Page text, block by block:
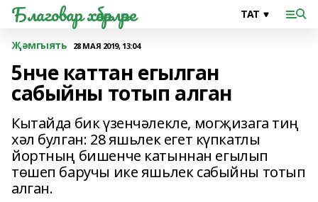
Благовар хәбәрләре
Җәмгыять 28 МАЯ 2019, 13:04
5нче каттан егылган
сабыйны тотып алган
Кытайда бик үзенчәлекле, могҗизага тиң
хәл булган: 28 яшьлек егет күпкатлы
йортның бишенче катыннан егылып
төшеп баручы ике яшьлек сабыйны тотып
алган.